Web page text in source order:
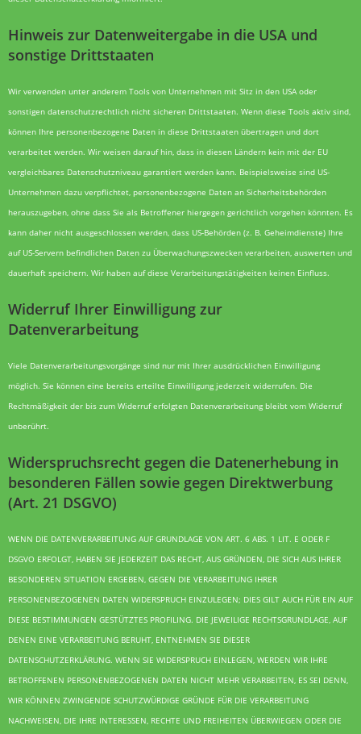
Hinweis zur Datenweitergabe in die USA und
sonstige Drittstaaten
Wir verwenden unter anderem Tools von Unternehmen mit Sitz in den USA oder
sonstigen datenschutzrechtlich nicht sicheren Drittstaaten. Wenn diese Tools aktiv sind,
können Ihre personenbezogene Daten in diese Drittstaaten übertragen und dort
verarbeitet werden. Wir weisen darauf hin, dass in diesen Ländern kein mit der EU
vergleichbares Datenschutzniveau garantiert werden kann. Beispielsweise sind US-
Unternehmen dazu verpflichtet, personenbezogene Daten an Sicherheitsbehörden
herauszugeben, ohne dass Sie als Betroffener hiergegen gerichtlich vorgehen könnten. Es
kann daher nicht ausgeschlossen werden, dass US-Behörden (z. B. Geheimdienste) Ihre
auf US-Servern befindlichen Daten zu Überwachungszwecken verarbeiten, auswerten und
dauerhaft speichern. Wir haben auf diese Verarbeitungstätigkeiten keinen Einfluss.
Widerruf Ihrer Einwilligung zur
Datenverarbeitung
Viele Datenverarbeitungsvorgänge sind nur mit Ihrer ausdrücklichen Einwilligung
möglich. Sie können eine bereits erteilte Einwilligung jederzeit widerrufen. Die
Rechtmäßigkeit der bis zum Widerruf erfolgten Datenverarbeitung bleibt vom Widerruf
unberührt.
Widerspruchsrecht gegen die Datenerhebung in
besonderen Fällen sowie gegen Direktwerbung
(Art. 21 DSGVO)
WENN DIE DATENVERARBEITUNG AUF GRUNDLAGE VON ART. 6 ABS. 1 LIT. E ODER F
DSGVO ERFOLGT, HABEN SIE JEDERZEIT DAS RECHT, AUS GRÜNDEN, DIE SICH AUS IHRER
BESONDEREN SITUATION ERGEBEN, GEGEN DIE VERARBEITUNG IHRER
PERSONENBEZOGENEN DATEN WIDERSPRUCH EINZULEGEN; DIES GILT AUCH FÜR EIN AUF
DIESE BESTIMMUNGEN GESTÜTZTES PROFILING. DIE JEWEILIGE RECHTSGRUNDLAGE, AUF
DENEN EINE VERARBEITUNG BERUHT, ENTNEHMEN SIE DIESER
DATENSCHUTZERKLÄRUNG. WENN SIE WIDERSPRUCH EINLEGEN, WERDEN WIR IHRE
BETROFFENEN PERSONENBEZOGENEN DATEN NICHT MEHR VERARBEITEN, ES SEI DENN,
WIR KÖNNEN ZWINGENDE SCHUTZWÜRDIGE GRÜNDE FÜR DIE VERARBEITUNG
NACHWEISEN, DIE IHRE INTERESSEN, RECHTE UND FREIHEITEN ÜBERWIEGEN ODER DIE